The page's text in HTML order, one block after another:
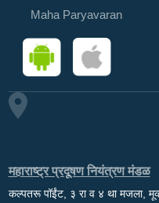
Maha Paryavaran
महाराष्ट्र प्रदूषण नियंत्रण मंडळ
कल्पतरू पॉईंट, ३ रा व ४ था मजला,